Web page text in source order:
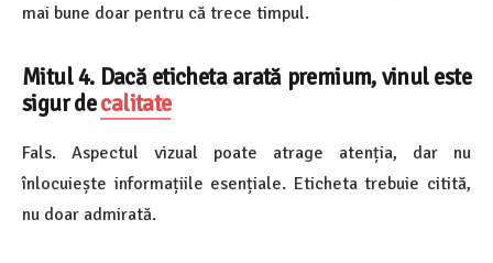
mai bune doar pentru că trece timpul.
Mitul 4. Dacă eticheta arată premium, vinul este
sigur decalitate
Fals. Aspectul vizual poate atrage atenția, dar nu
înlocuiește informațiile esențiale. Eticheta trebuie citită,
nu doar admirată.